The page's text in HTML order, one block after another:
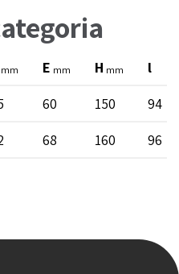
mm E mm H mm
l
60 150
94
68 160 96